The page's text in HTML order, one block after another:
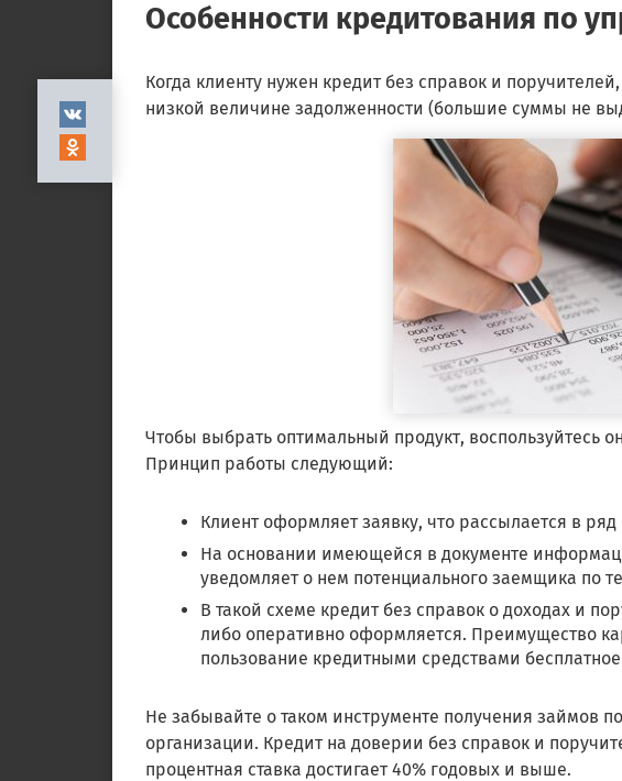
Особенности кредитования по
Когда клиенту нужен кредит без справок и
низкой величине задолженности (большие суммы не
Чтобы выбрать оптимальный продукт, воспользуйтесь
Принцип работы следующий:
Клиент оформляет заявку, что рассылается в ряд
На основании имеющейся в документе
уведомляет о нем потенциального заемщика по
В такой схеме кредит без справок о доходах и
либо оперативно оформляется. Преимущество
пользование кредитными средствами
Не забывайте о таком инструменте получения займов
организации. Кредит на доверии без справок и
процентная ставка достигает 40% годовых и выше.